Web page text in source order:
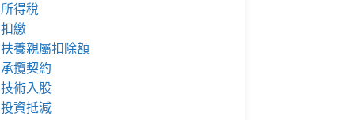
所得稅
扣繳
扶養親屬扣除額
承攬契約
技術入股
投資抵減